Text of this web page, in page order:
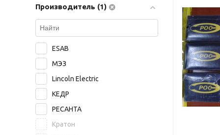
Производитель (1)
ESAB
МЭЗ
Lincoln Electric
КЕДР
РЕСАНТА
Кратон